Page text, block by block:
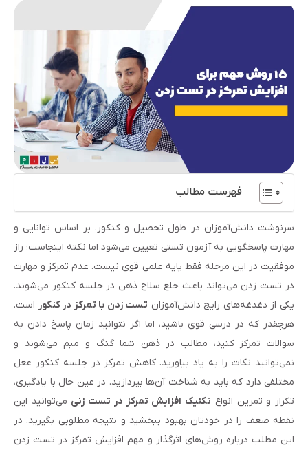
فهرست مطالب
سرنوشت دانش‌آموزان در طول تحصیل و کنکور، بر اساس توانایی و
مهارت پاسخگویی به آزمون تستی تعیین می‌شود اما نکته اینجاست؛ راز
موفقیت در این مرحله فقط پایه علمی قوی نیست. عدم تمرکز و مهارت
در تست زدن می‌تواند باعث خلع سلاح ذهن در جلسه کنکور می‌شوند.
یکی از دغدغه‌های رایج دانش‌آموزان تست زدن با تمرکز در کنکور است.
هرچقدر که در درسی قوی باشید، اما اگر نتوانید زمان پاسخ دادن به
سوالات تمرکز کنید، مطالب در ذهن شما گنگ و مبم می‌شوند و
نمی‌توانید نکات را به یاد بیاورید. کاهش تمرکز در جلسه کنکور ععل
مختلفی دارد که باید به شناخت آن‌ها بپردازید. در عین حال با یادگیری،
تکرار و تمرین انواع تکنیک افزایش تمرکز در تست زنی می‌توانید این
نقطه ضعف را در خودتان بهبود ببخشید و نتیجه مطلوبی بگیرید. در
این مطلب درباره روش‌های اثرگذار و مهم افزایش تمرکز در تست زدن